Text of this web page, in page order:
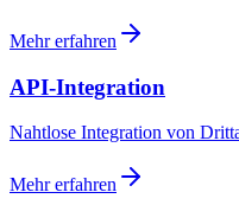
Mehr erfahren
API-Integration
Nahtlose Integration von
Mehr erfahren